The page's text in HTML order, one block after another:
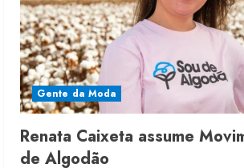
Gente da Moda
Renata Caixeta assume
de Algodão